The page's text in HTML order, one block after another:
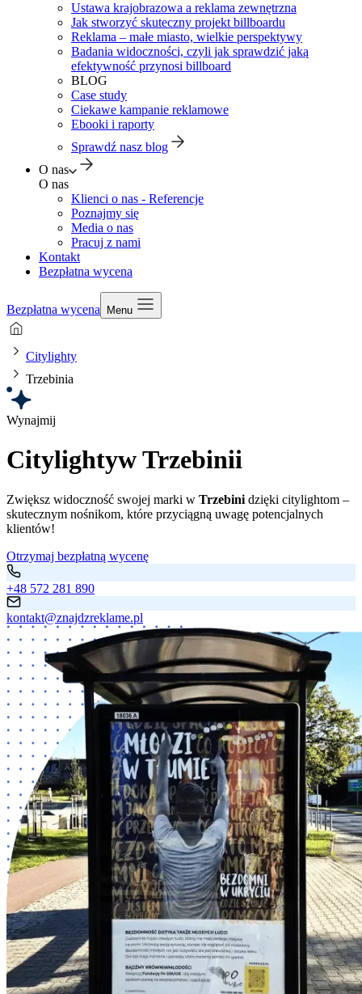
Ustawa krajobrazowa a reklama zewnętrzna
Jak stworzyć skuteczny projekt billboardu
Reklama – małe miasto, wielkie perspektywy
Badania widoczności, czyli jak sprawdzić jaką
efektywność przynosi billboard
BLOG
Case study
Ciekawe kampanie reklamowe
Ebooki i raporty
Sprawdź nasz blog
O nas
O nas
Klienci o nas - Referencje
Poznajmy się
Media o nas
Pracuj z nami
Kontakt
Bezpłatna wycena
Bezpłatna wycena Menu
Citylighty
Trzebinia
Wynajmij
Citylightyw Trzebinii
Zwiększ widoczność swojej marki w Trzebini dzięki citylightom –
skutecznym nośnikom, które przyciągną uwagę potencjalnych
klientów!
Otrzymaj bezpłatną wycenę
+48 572 281 890
kontakt@znajdzreklame.pl